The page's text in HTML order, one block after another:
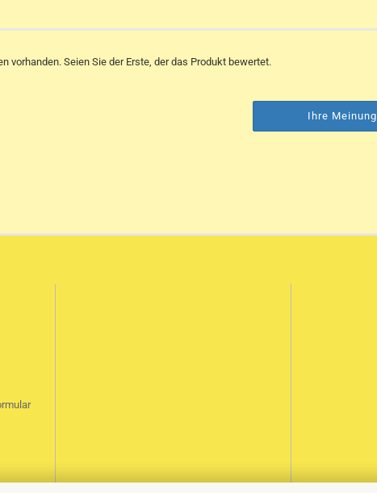
vorhanden. Seien Sie der Erste, der das Produkt bewertet.
Ihre Meinung